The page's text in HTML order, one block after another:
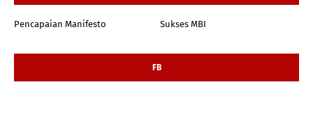
Pencapaian Manifesto Sukses MBI
FB